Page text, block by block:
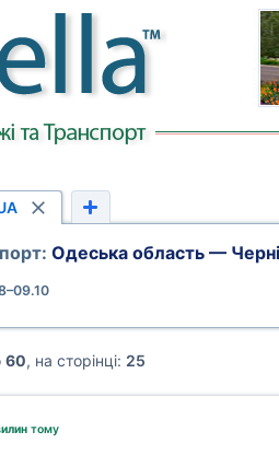
Одеська область —
60, на сторінці: 25
тому